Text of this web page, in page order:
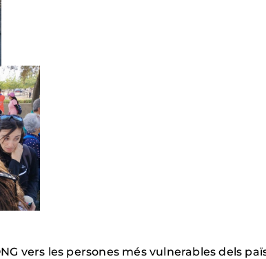
vers les persones més vulnerables dels